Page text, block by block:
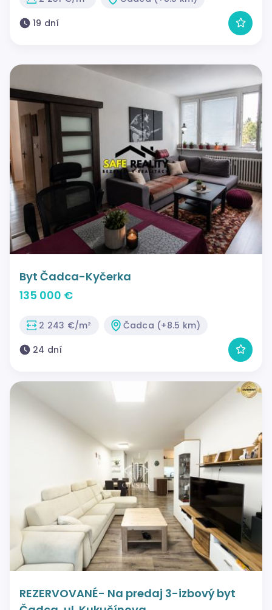
19 dní
Byt Čadca-Kyčerka
135 000 €
2 243 €/m²
Čadca (+8.5 km)
24 dní
REZERVOVANÉ- Na predaj 3-izbový byt